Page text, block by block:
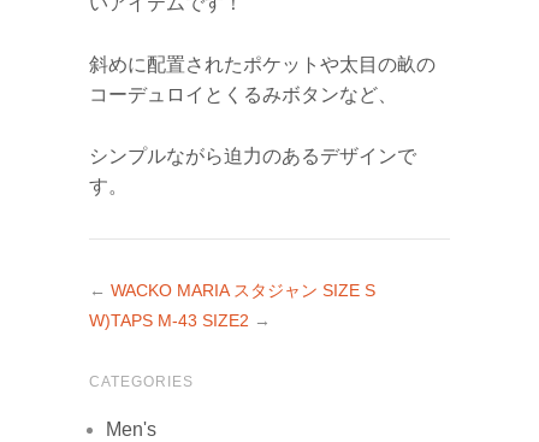
斜めに配置されたポケットや太目の畝の
コーデュロイとくるみボタンなど、
シンプルながら迫力のあるデザインで
す。
← WACKO MARIA スタジャン SIZE S
W)TAPS M-43 SIZE2 →
CATEGORIES
Men's